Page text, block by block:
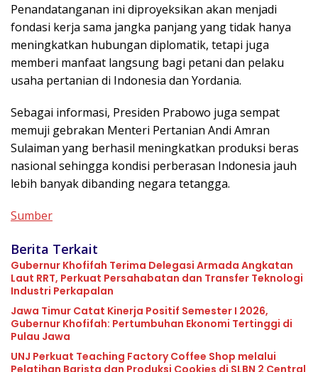
Penandatanganan ini diproyeksikan akan menjadi
fondasi kerja sama jangka panjang yang tidak hanya
meningkatkan hubungan diplomatik, tetapi juga
memberi manfaat langsung bagi petani dan pelaku
usaha pertanian di Indonesia dan Yordania.
Sebagai informasi, Presiden Prabowo juga sempat
memuji gebrakan Menteri Pertanian Andi Amran
Sulaiman yang berhasil meningkatkan produksi beras
nasional sehingga kondisi perberasan Indonesia jauh
lebih banyak dibanding negara tetangga.
Sumber
Berita Terkait
Gubernur Khofifah Terima Delegasi Armada Angkatan
Laut RRT, Perkuat Persahabatan dan Transfer Teknologi
Industri Perkapalan
Jawa Timur Catat Kinerja Positif Semester I 2026,
Gubernur Khofifah: Pertumbuhan Ekonomi Tertinggi di
Pulau Jawa
UNJ Perkuat Teaching Factory Coffee Shop melalui
Pelatihan Barista dan Produksi Cookies di SLBN 2 Central